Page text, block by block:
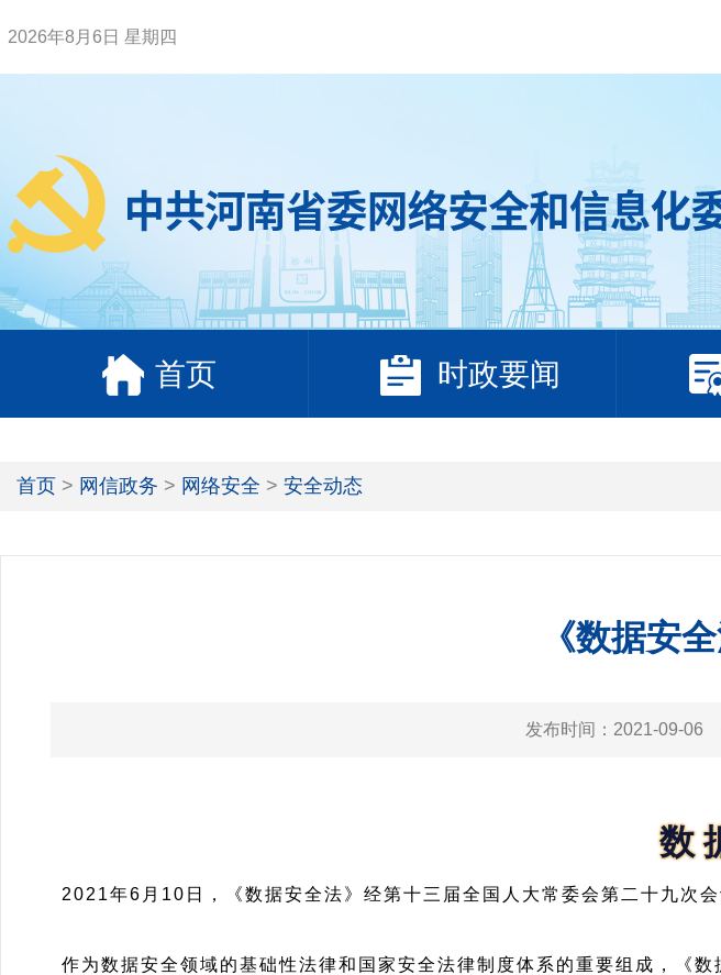
2026年8月6日 星期四
首页 时政要闻
首页 > 网信政务 > 网络安全 > 安全动态
《数据安
发布时间： 2021-09-06
数
2021年6月10日，《数据安全法》经第十三届全国人大常委会第二十九次
作为数据安全领域的基础性法律和国家安全法律制度体系的重要组成，《